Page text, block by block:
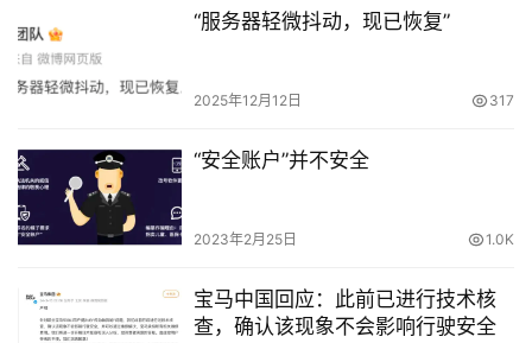
“服务器轻微抖动，现已恢复”
2025年12月12日 317
“安全账户”并不安全
2023年2月25日 1.0K
宝马中国回应：此前已进行技术核
查，确认该现象不会影响行驶安全